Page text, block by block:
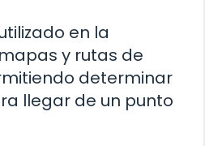
en la
y rutas de
determinar
llegar de un punto